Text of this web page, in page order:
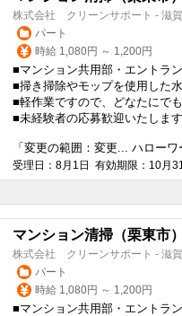
株式会社 クリーンサポート - 滋
パート
時給 1,080円 ～ 1,200円
■マンション共用部・エントラ
■掃き掃除やモップを使用した
■軽作業ですので、どなたにで
■未経験者の応募歓迎いたします
「変更の範囲：変更... ハロー
受理日：8月1日 有効期限：10月
マンション清掃（栗東市）
株式会社 クリーンサポート - 滋
パート
時給 1,080円 ～ 1,200円
■マンション共用部・エントラ